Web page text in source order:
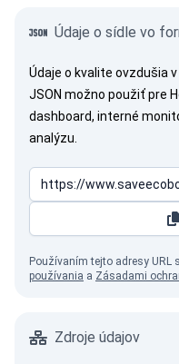
Údaje o sídle vo
Údaje o kvalite ovzdušia
JSON možno použiť pre
dashboard, interné
analýzu.
Používaním tejto adresy URL
používania a Zásadami
Zdroje údajov